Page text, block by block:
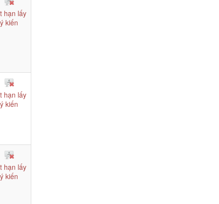
hạn lấy
ý kiến
hạn lấy
ý kiến
hạn lấy
ý kiến